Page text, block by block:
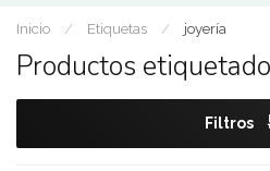
Inicio / Etiquetas / joyería
Productos
Filtros